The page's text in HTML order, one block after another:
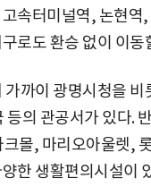
속터미널역, 논현역
로도 환승 없이 이동
가까이 광명시청을
등의 관공서가 있다.
몰, 마리오아울렛,
한 생활편의시설이